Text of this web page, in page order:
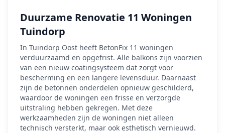
Duurzame Renovatie 11 Woningen
Tuindorp
In Tuindorp Oost heeft BetonFix 11 woningen
verduurzaamd en opgefrist. Alle balkons zijn voorzien
van een nieuw coatingsysteem dat zorgt voor
bescherming en een langere levensduur. Daarnaast
zijn de betonnen onderdelen opnieuw geschilderd,
waardoor de woningen een frisse en verzorgde
uitstraling hebben gekregen. Met deze
werkzaamheden zijn de woningen niet alleen
technisch versterkt, maar ook esthetisch vernieuwd.